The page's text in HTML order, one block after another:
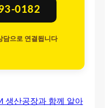
0182
담으로 연결됩니다
생산공장과 함께 알아